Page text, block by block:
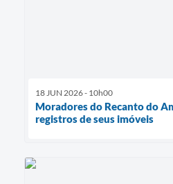
18 JUN 2026 - 10h00
Moradores do Recanto do
registros de seus imóveis